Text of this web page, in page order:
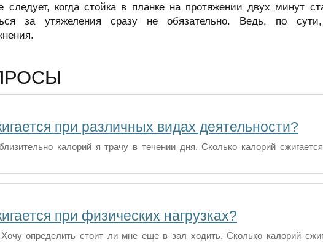
следует, когда стойка в планке на протяжении двух минут
за утяжеления сразу не обязательно. Ведь, по
при различных видах деятельности?
калорий я трачу в течении дня. Сколько калорий
при физических нагрузках?
определить стоит ли мне еще в зал ходить. Сколько калорий